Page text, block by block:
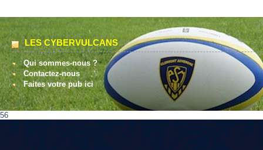
LES CYBERVULCANS
Qui sommes-nous ?
Contactez-nous
Faites votre pub ici
56